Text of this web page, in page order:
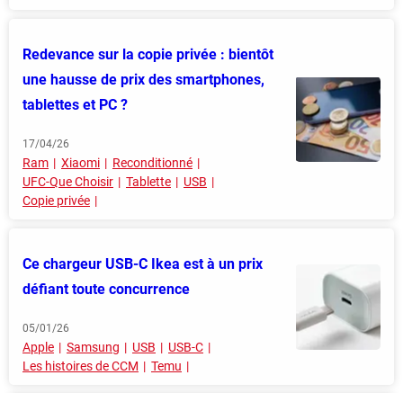
Redevance sur la copie privée : bientôt
une hausse de prix des smartphones,
tablettes et PC ?
17/04/26
Ram Xiaomi
Reconditionné
UFC-Que Choisir
Tablette
USB
Copie privée
Ce chargeur USB-C Ikea est à un prix
défiant toute concurrence
05/01/26
Apple Samsung USB
USB-C
Les histoires de CCM
Temu